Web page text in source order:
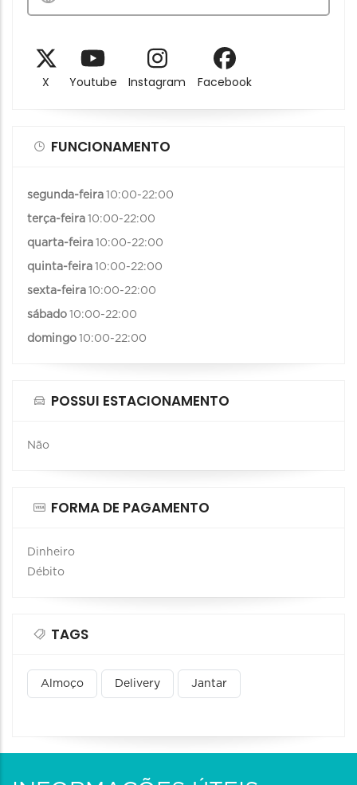
X Youtube Instagram Facebook
FUNCIONAMENTO
segunda-feira 10:00-22:00
terça-feira 10:00-22:00
quarta-feira 10:00-22:00
quinta-feira 10:00-22:00
sexta-feira 10:00-22:00
sábado 10:00-22:00
domingo 10:00-22:00
POSSUI ESTACIONAMENTO
Não
FORMA DE PAGAMENTO
Dinheiro
Débito
TAGS
Almoço Delivery Jantar